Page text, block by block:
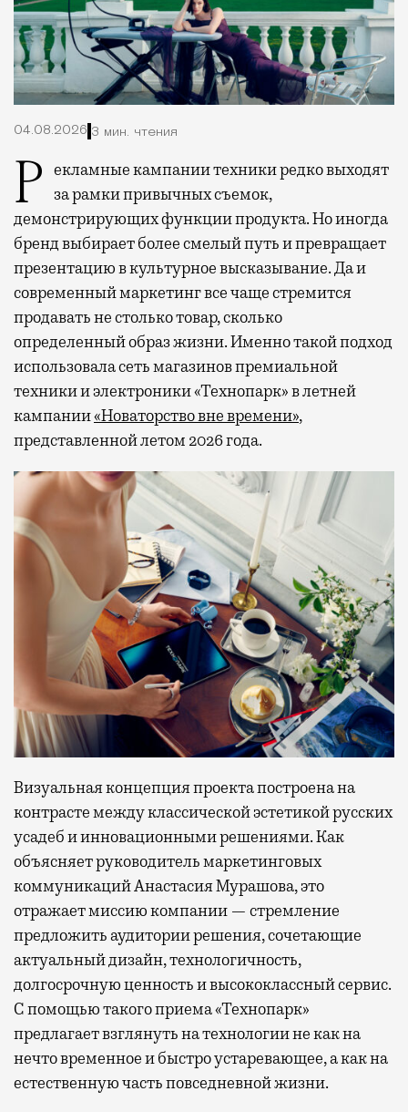
04.08.2026 3 мин. чтения
Рекламные кампании техники редко выходят
за рамки привычных съемок,
демонстрирующих функции продукта. Но иногда
бренд выбирает более смелый путь и превращает
презентацию в культурное высказывание. Да и
современный маркетинг все чаще стремится
продавать не столько товар, сколько
определенный образ жизни. Именно такой подход
использовала сеть магазинов премиальной
техники и электроники «Технопарк» в летней
кампании«Новаторство вне времени»,
представленной летом 2026 года.
Визуальная концепция проекта построена на
контрасте между классической эстетикой русских
усадеб и инновационными решениями. Как
объясняет руководитель маркетинговых
коммуникаций Анастасия Мурашова, это
отражает миссию компании — стремление
предложить аудитории решения, сочетающие
актуальный дизайн, технологичность,
долгосрочную ценность и высококлассный сервис.
С помощью такого приема «Технопарк»
предлагает взглянуть на технологии не как на
нечто временное и быстро устаревающее, а как на
естественную часть повседневной жизни.